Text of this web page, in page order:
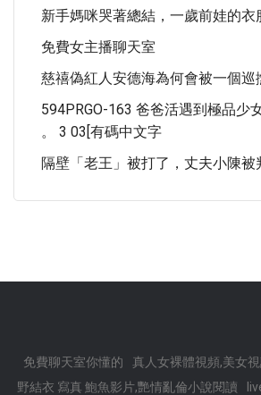
新手媽咪哭著總結，一歲前娃的衣
免費女主播聊天室
慈禧偽紅人安德海為何會被一個巡
594PRGO-163 爸爸活遇到極品少
。 3 03[有碼中文字
隔壁「老王」被打了，丈夫小陳被
免費聊天室你懂的 真人女裸體視頻,美女
野結衣 寫真 鮑魚影片,艷情亂倫小說閱讀